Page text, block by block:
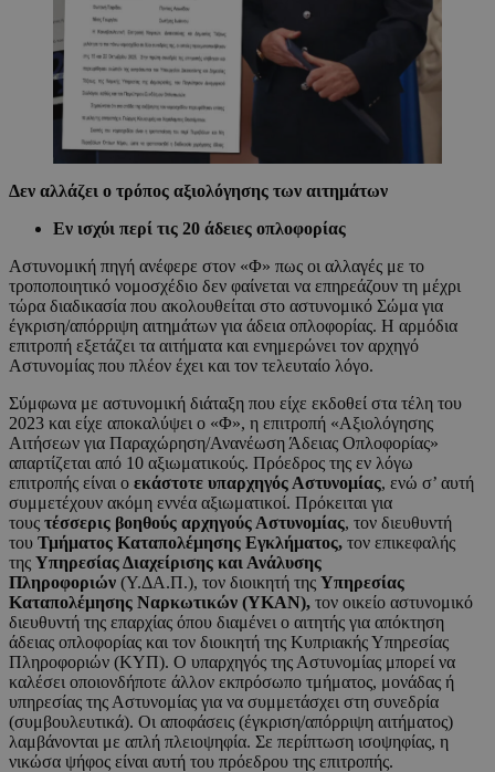
Δεν αλλάζει ο τρόπος αξιολόγησης των αιτημάτων
Εν ισχύι περί τις 20 άδειες οπλοφορίας
Αστυνομική πηγή ανέφερε στον «Φ» πως οι αλλαγές με το
τροποποιητικό νομοσχέδιο δεν φαίνεται να επηρεάζουν τη μέχρι
τώρα διαδικασία που ακολουθείται στο αστυνομικό Σώμα για
έγκριση/απόρριψη αιτημάτων για άδεια οπλοφορίας. Η αρμόδια
επιτροπή εξετάζει τα αιτήματα και ενημερώνει τον αρχηγό
Αστυνομίας που πλέον έχει και τον τελευταίο λόγο.
Σύμφωνα με αστυνομική διάταξη που είχε εκδοθεί στα τέλη του
2023 και είχε αποκαλύψει ο «Φ», η επιτροπή «Αξιολόγησης
Αιτήσεων για Παραχώρηση/Ανανέωση Άδειας Οπλοφορίας»
απαρτίζεται από 10 αξιωματικούς. Πρόεδρος της εν λόγω
επιτροπής είναι ο εκάστοτε υπαρχηγός Αστυνομίας, ενώ σ’ αυτή
συμμετέχουν ακόμη εννέα αξιωματικοί. Πρόκειται για
τους τέσσερις βοηθούς αρχηγούς Αστυνομίας, τον διευθυντή
του Τμήματος Καταπολέμησης Εγκλήματος, τον επικεφαλής
της Υπηρεσίας Διαχείρισης και Ανάλυσης
Πληροφοριών (Υ.ΔΑ.Π.), τον διοικητή της Υπηρεσίας
Καταπολέμησης Ναρκωτικών (ΥΚΑΝ), τον οικείο αστυνομικό
διευθυντή της επαρχίας όπου διαμένει ο αιτητής για απόκτηση
άδειας οπλοφορίας και τον διοικητή της Κυπριακής Υπηρεσίας
Πληροφοριών (ΚΥΠ). Ο υπαρχηγός της Αστυνομίας μπορεί να
καλέσει οποιονδήποτε άλλον εκπρόσωπο τμήματος, μονάδας ή
υπηρεσίας της Αστυνομίας για να συμμετάσχει στη συνεδρία
(συμβουλευτικά). Οι αποφάσεις (έγκριση/απόρριψη αιτήματος)
λαμβάνονται με απλή πλειοψηφία. Σε περίπτωση ισοψηφίας, η
νικώσα ψήφος είναι αυτή του πρόεδρου της επιτροπής.